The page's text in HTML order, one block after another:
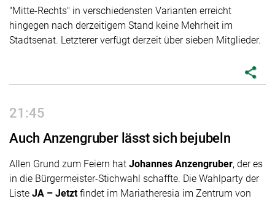
"Mitte-Rechts" in verschiedensten Varianten erreicht
hingegen nach derzeitigem Stand keine Mehrheit im
Stadtsenat. Letzterer verfügt derzeit über sieben Mitglieder.
share
21:45
Auch Anzengruber lässt sich bejubeln
Allen Grund zum Feiern hat Johannes Anzengruber, der es
in die Bürgermeister-Stichwahl schaffte. Die Wahlparty der
Liste JA – Jetztfindet im Mariatheresia im Zentrum von